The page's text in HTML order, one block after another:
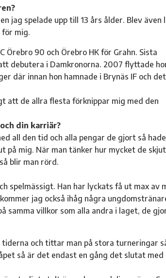
jag spelade upp till 13 års ålder. Blev även
för mig.
Örebro 90 och Örebro HK för Grahn. Sista
debutera i Damkronorna. 2007 flyttade
där innan hon hamnade i Brynäs IF och
att de allra flesta förknippar mig med den
din karriär?
all den tid och alla pengar de gjort så
på mig. När man tänker hur mycket de
blir man rörd.
spelmässigt. Han har lyckats få ut max av
jag också ihåg några
samma villkor som alla andra i laget, de
och tittar man på stora turneringar
så är det endast en gång det slutat med